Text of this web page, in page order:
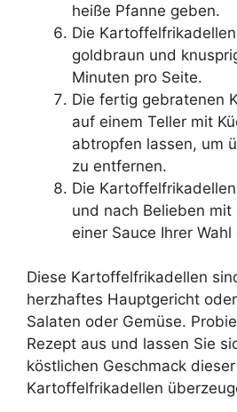
heiße Pfanne geben.
Die
goldbraun und
Minuten pro Seite.
Die fertig gebratenen
auf einem Teller mit
abtropfen lassen, um
zu entfernen.
Die
und nach Belieben mit
einer Sauce Ihrer Wahl
Diese Kartoffelfrikadellen
herzhaftes Hauptgericht
Salaten oder Gemüse.
Rezept aus und lassen Sie
köstlichen Geschmack dieser
Kartoffelfrikadellen